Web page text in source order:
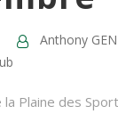
Anthony
Plaine des